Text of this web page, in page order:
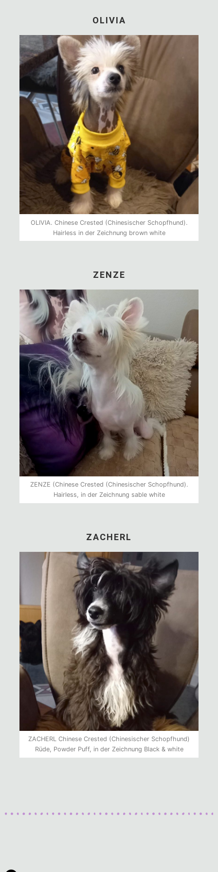
OLIVIA
OLIVIA. Chinese Crested (Chinesischer Schopfhund).
Hairless in der Zeichnung brown white
ZENZE
ZENZE (Chinese Crested (Chinesischer Schopfhund).
Hairless, in der Zeichnung sable white
ZACHERL
ZACHERL Chinese Crested (Chinesischer Schopfhund)
Rüde, Powder Puff, in der Zeichnung Black & white